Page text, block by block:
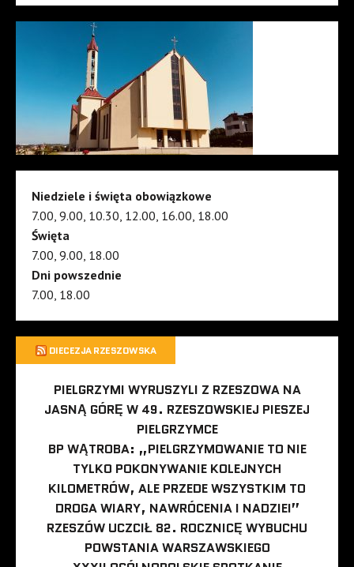
Niedziele i święta obowiązkowe
7.00, 9.00, 10.30, 12.00, 16.00, 18.00
Święta
7.00, 9.00, 18.00
Dni powszednie
7.00, 18.00
DIECEZJA RZESZOWSKA
PIELGRZYMI WYRUSZYLI Z RZESZOWA NA
JASNĄ GÓRĘ W 49. RZESZOWSKIEJ PIESZEJ
PIELGRZYMCE
BP WĄTROBA: „PIELGRZYMOWANIE TO NIE
TYLKO POKONYWANIE KOLEJNYCH
KILOMETRÓW, ALE PRZEDE WSZYSTKIM TO
DROGA WIARY, NAWRÓCENIA I NADZIEI”
RZESZÓW UCZCIŁ 82. ROCZNICĘ WYBUCHU
POWSTANIA WARSZAWSKIEGO